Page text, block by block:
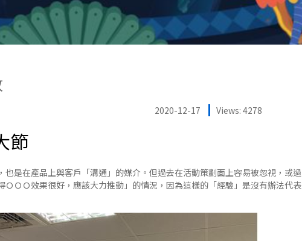
2020-12-17 Views: 4278
節
是在產品上與客戶「溝通」的媒介。但過去在活動策劃面上容易被忽視，或過
ＯＯ效果很好，應該大力推動」的情況，因為這樣的「經驗」是沒有辦法代表